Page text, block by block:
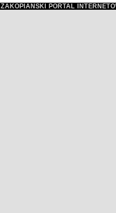
ZAKOPIAŃSKI PORTAL